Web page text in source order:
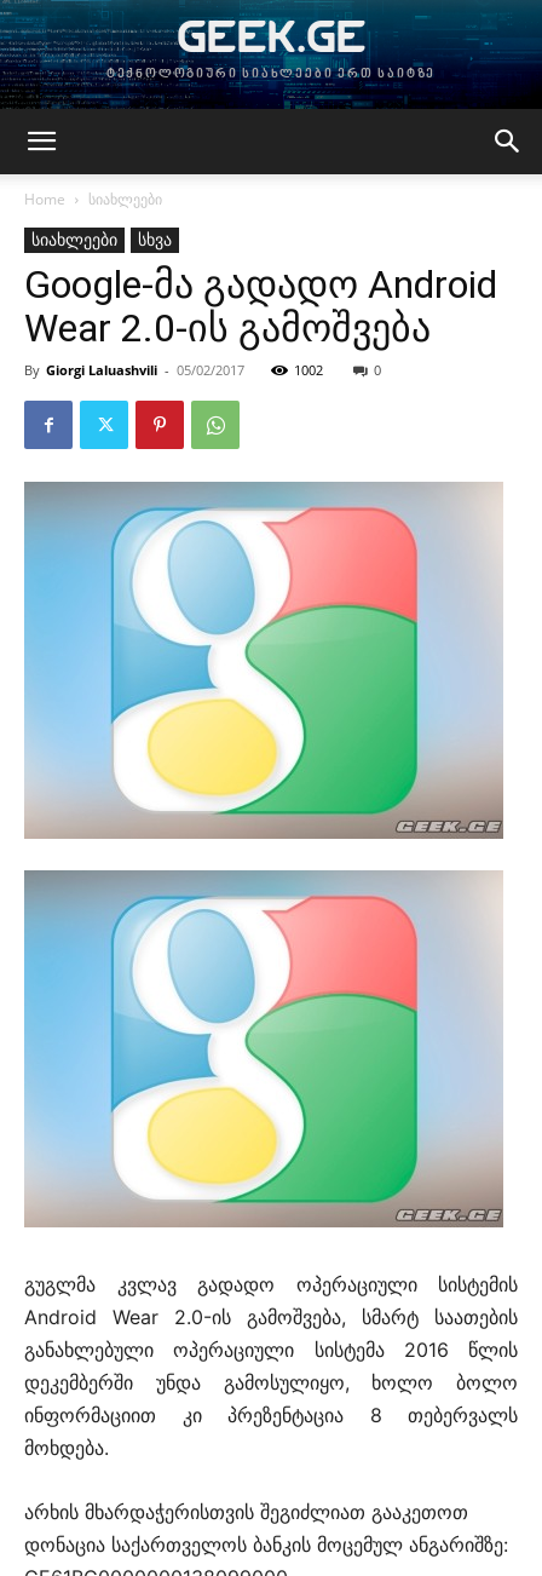
GEEK.GE
ტექნოლოგიური სიახლეები ერთ საიტზე
Home სიახლეები
სიახლეები სხვა
Google-მა გადადო Android
Wear 2.0-ის გამოშვება
By Giorgi Laluashvili - 05/02/2017 1002 0
გუგლმა კვლავ გადადო ოპერაციული სისტემის
Android Wear 2.0-ის გამოშვება, სმარტ საათების
განახლებული ოპერაციული სისტემა 2016 წლის
დეკემბერში უნდა გამოსულიყო, ხოლო ბოლო
ინფორმაციით კი პრეზენტაცია 8 თებერვალს
მოხდება.
არხის მხარდაჭერისთვის შეგიძლიათ გააკეთოთ
დონაცია საქართველოს ბანკის მოცემულ ანგარიშზე: